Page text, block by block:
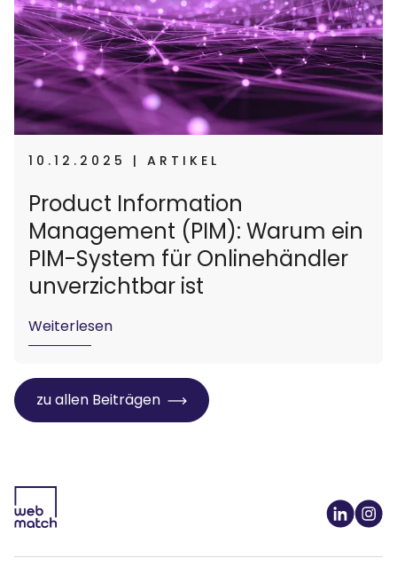
10.12.2025 | ARTIKEL
Product Information
Management (PIM): Warum ein
PIM-System für Onlinehändler
unverzichtbar ist
Weiterlesen
zu allen Beiträgen